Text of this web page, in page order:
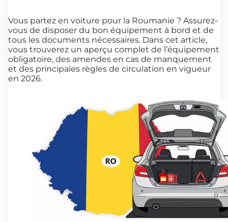
Vous partez en voiture pour la Roumanie ? Assurez-
vous de disposer du bon équipement à bord et de
tous les documents nécessaires. Dans cet article,
vous trouverez un aperçu complet de l’équipement
obligatoire, des amendes en cas de manquement
et des principales règles de circulation en vigueur
en 2026.